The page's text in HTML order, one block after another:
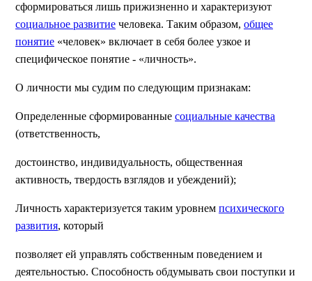
сформироваться лишь прижизненно и характеризуют
социальное развитие человека. Таким образом, общее
понятие «человек» включает в себя более узкое и
специфическое понятие - «личность».
О личности мы судим по следующим признакам:
Определенные сформированные социальные качества
(ответственность,
достоинство, индивидуальность, общественная
активность, твердость взглядов и убеждений);
Личность характеризуется таким уровнем психического
развития, который
позволяет ей управлять собственным поведением и
деятельностью. Способность обдумывать свои поступки и